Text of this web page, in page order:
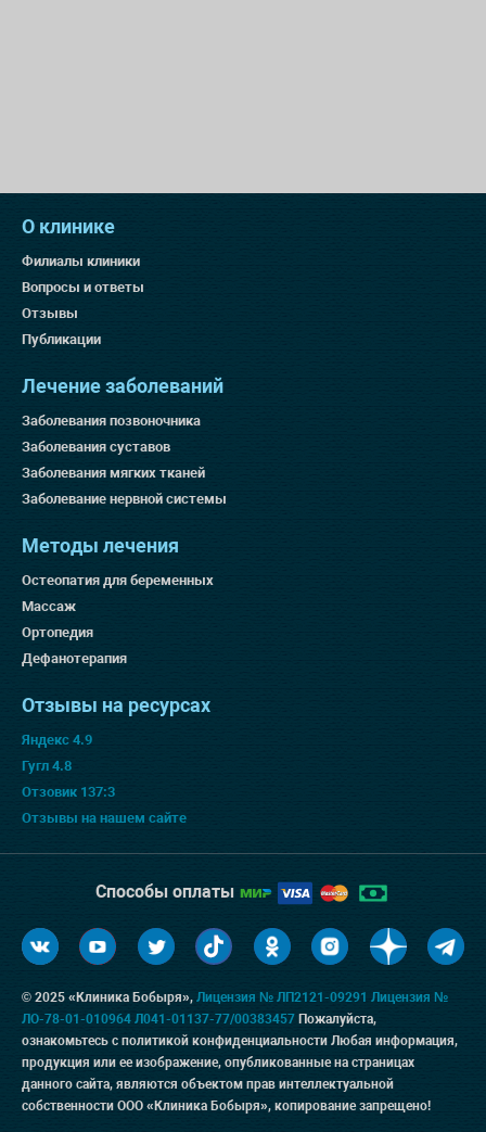
О клинике
Филиалы клиники
Вопросы и ответы
Отзывы
Публикации
Лечение заболеваний
Заболевания позвоночника
Заболевания суставов
Заболевания мягких тканей
Заболевание нервной системы
Методы лечения
Остеопатия для беременных
Массаж
Ортопедия
Дефанотерапия
Отзывы на ресурсах
Яндекс 4.9
Гугл 4.8
Отзовик 137:3
Отзывы на нашем сайте
Способы оплаты
© 2025 «Клиника Бобыря», Лицензия № ЛП2121-09291 Лицензия №
ЛО-78-01-010964 Л041-01137-77/00383457 Пожалуйста,
ознакомьтесь с политикой конфиденциальности Любая информация,
продукция или ее изображение, опубликованные на страницах
данного сайта, являются объектом прав интеллектуальной
собственности ООО «Клиника Бобыря», копирование запрещено!